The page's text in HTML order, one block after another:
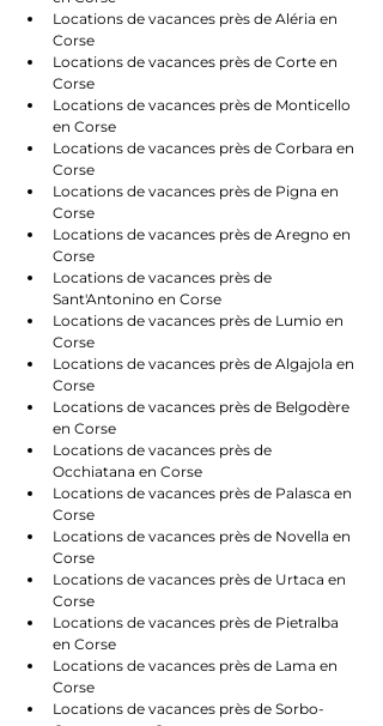
Locations de vacances près de Aléria en
Corse
Locations de vacances près de Corte en
Corse
Locations de vacances près de Monticello
en Corse
Locations de vacances près de Corbara en
Corse
Locations de vacances près de Pigna en
Corse
Locations de vacances près de Aregno en
Corse
Locations de vacances près de
Sant'Antonino en Corse
Locations de vacances près de Lumio en
Corse
Locations de vacances près de Algajola en
Corse
Locations de vacances près de Belgodère
en Corse
Locations de vacances près de
Occhiatana en Corse
Locations de vacances près de Palasca en
Corse
Locations de vacances près de Novella en
Corse
Locations de vacances près de Urtaca en
Corse
Locations de vacances près de Pietralba
en Corse
Locations de vacances près de Lama en
Corse
Locations de vacances près de Sorbo-